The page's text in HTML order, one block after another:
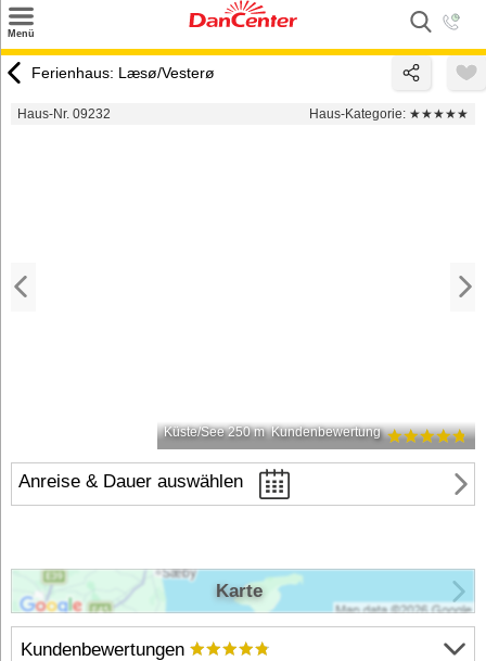
Menü
Urlaubsziele
Ferienhaus: Læsø/Vesterø
Haus-Nr. 09232 Haus-Kategorie: ★★★★★
Küste/See 250 m Kundenbewertung
Anreise & Dauer auswählen
Kundenbewertungen
Karte